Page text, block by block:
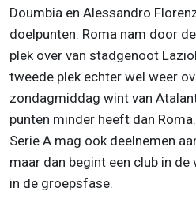
Doumbia en Alessandro
doelpunten. Roma nam door
plek over van stadgenoot
tweede plek echter wel weer
zondagmiddag wint van
punten minder heeft dan
Serie A mag ook deelnemen
maar dan begint een club in
in de groepsfase.